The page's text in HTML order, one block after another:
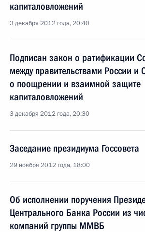
капиталовложений
3 декабря 2012 года, 20:40
Подписан закон о ратификации
между правительствами России и
о поощрении и взаимной защите
капиталовложений
3 декабря 2012 года, 20:30
Заседание президиума Госсовета
29 ноября 2012 года, 18:00
Об исполнении поручения
Центрального Банка России из
компаний группы ММВБ